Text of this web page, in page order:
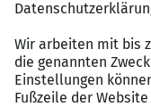
Amadeus Fire ist
Bereich. An über